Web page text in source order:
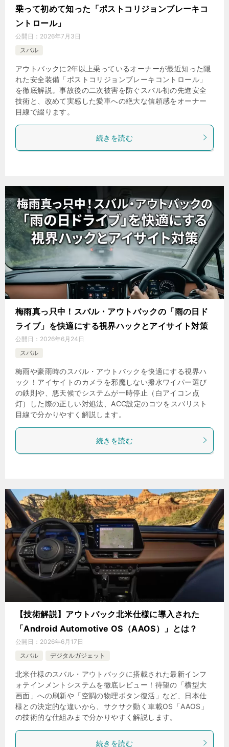
乗って初めて知った「ポストコリジョンブレーキコ
ントロール」
公開日： 2026年7月3日
スバル
アウトバックに2年以上乗っているオーナーが最近知った隠
れた安全装備「ポストコリジョンブレーキコントロール」
を徹底解説。事故後の二次被害を防ぐスバル初の先進安全
技術と、改めて実感した愛車への絶大な信頼感をオーナー
目線で綴ります。
続きを読む
梅雨真っ只中！スバル・アウトバックの「雨の日ド
ライブ」を快適にする視界ハックとアイサイト対策
公開日： 2026年6月24日
スバル
梅雨や豪雨時のスバル・アウトバックを快適にする視界ハ
ック！アイサイトのカメラを邪魔しない撥水ワイパー選び
の鉄則や、悪天候でシステムが一時停止（白アイコン点
灯）した際の正しい対処法、ACC設定のコツをスバリスト
目線で分かりやすく解説します。
続きを読む
【技術解説】アウトバック北米仕様に導入された
「Android Automotive OS（AAOS）」とは？
公開日： 2026年6月17日
スバル
デジタルガジェット
北米仕様のスバル・アウトバックに搭載された最新インフ
ォテインメントシステムを徹底レビュー！待望の「横型大
画面」への刷新や「空調の物理ボタン復活」など、日本仕
様との決定的な違いから、サクサク動く車載OS「AAOS」
の技術的な仕組みまで分かりやすく解説します。
続きを読む